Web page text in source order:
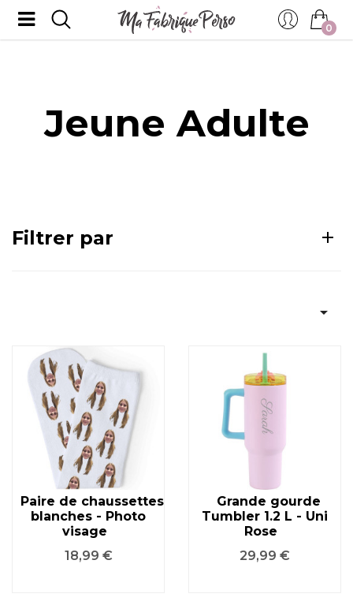
0
Jeune Adulte
Filtrer par

Paire de chaussettes
blanches - Photo
visage
Prix
18,99 €
Grande gourde
Tumbler 1.2 L - Uni
Rose
Prix
29,99 €